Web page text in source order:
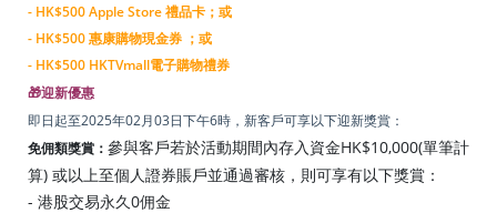
- HK$500 Apple Store 禮品卡；或
- HK$500 惠康購物現金券 ；或
- HK$500 HKTVmall電子購物禮券
🎁迎新優惠
即日起至2025年02月03日下午6時，新客戶可享以下迎新獎賞：
免佣類獎賞： 參與客戶若於活動期間內存入資金HK$10,000(單筆計
算) 或以上至個人證券賬戶並通過審核，則可享有以下獎賞：
- 港股交易永久0佣金